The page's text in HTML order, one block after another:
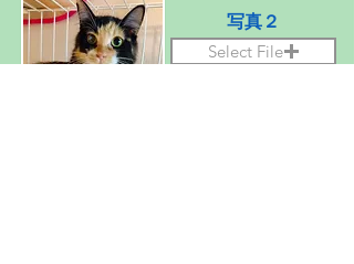
写真２
Select File